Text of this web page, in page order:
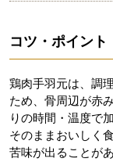
コツ・ポイント
鶏肉手羽元は、調
ため、骨周辺が赤
りの時間・温度で
そのままおいしく
苦味が出ることが